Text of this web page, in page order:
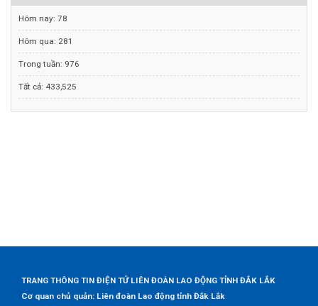
Hôm nay: 78
Hôm qua: 281
Trong tuần: 976
Tất cả: 433,525
TRANG THÔNG TIN ĐIỆN TỬ LIÊN ĐOÀN LAO ĐỘNG TỈNH ĐẮK LẮK
Cơ quan chủ quản: Liên đoàn Lao động tỉnh Đắk Lắk